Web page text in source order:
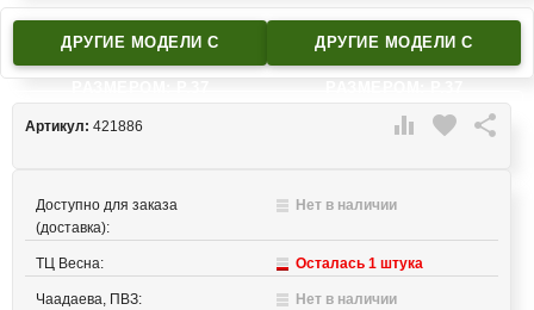
ДРУГИЕ МОДЕЛИ C ДРУГИЕ МОДЕЛИ C
 favorite 
Артикул: 421886
Доступно для заказа
(доставка):
Нет в наличии
ТЦ Весна: Осталась 1 штука
Чаадаева, ПВЗ: Нет в наличии